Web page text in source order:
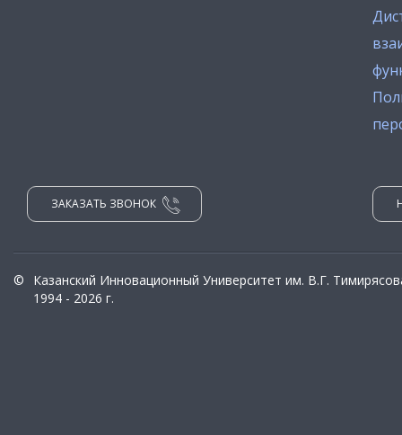
ЗАКАЗАТЬ ЗВОНОК
©
Казанский Инновационный Университет им. В.Г.
1994 - 2026 г.